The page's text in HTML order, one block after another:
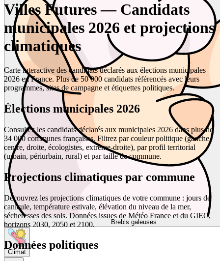
Brebis galeuses
Climat
Villes Futures — Candidats
municipales 2026 et projections
climatiques
Carte interactive des candidats déclarés aux élections municipales
2026 en France. Plus de 50 000 candidats référencés avec leurs
programmes, sites de campagne et étiquettes politiques.
Élections municipales 2026
Consultez les candidats déclarés aux municipales 2026 dans plus de
34 000 communes françaises. Filtrez par couleur politique (gauche,
centre, droite, écologistes, extrême-droite), par profil territorial
(urbain, périurbain, rural) et par taille de commune.
Projections climatiques par commune
Découvrez les projections climatiques de votre commune : jours de
canicule, température estivale, élévation du niveau de la mer,
sécheresses des sols. Données issues de Météo France et du GIEC,
horizons 2030, 2050 et 2100.
Données politiques